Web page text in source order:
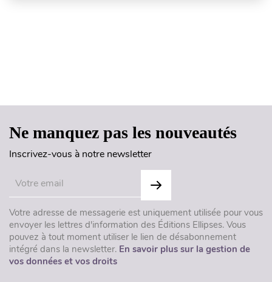
Ne manquez pas les nouveautés
Inscrivez-vous à notre newsletter
Votre adresse de messagerie est uniquement utilisée pour vous
envoyer les lettres d'information des Éditions Ellipses. Vous
pouvez à tout moment utiliser le lien de désabonnement
intégré dans la newsletter. En savoir plus sur la gestion de
vos données et vos droits